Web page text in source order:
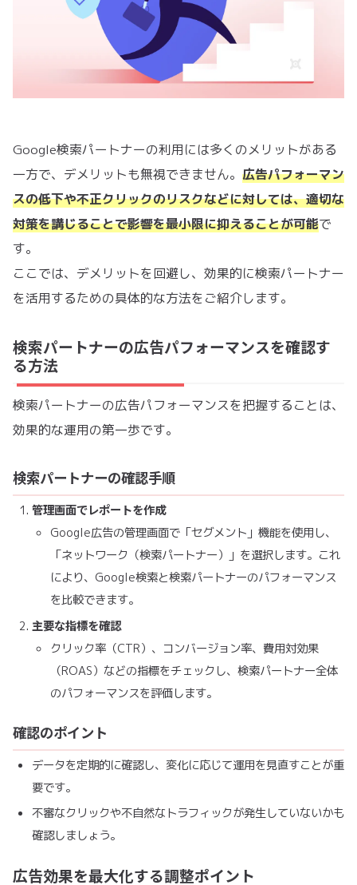
Google検索パートナーの利用には多くのメリットがある
一方で、デメリットも無視できません。 広告パフォーマン
スの低下や不正クリックのリスクなどに対しては、適切な
対策を講じることで影響を最小限に抑えることが可能で
す。
ここでは、デメリットを回避し、効果的に検索パートナー
を活用するための具体的な方法をご紹介します。
検索パートナーの広告パフォーマンスを確認す
る方法
検索パートナーの広告パフォーマンスを把握することは、
効果的な運用の第一歩です。
検索パートナーの確認手順
管理画面でレポートを作成
Google広告の管理画面で「セグメント」機能を使用し、
「ネットワーク（検索パートナー）」を選択します。これ
により、Google検索と検索パートナーのパフォーマンス
を比較できます。
主要な指標を確認
クリック率（CTR）、コンバージョン率、費用対効果
（ROAS）などの指標をチェックし、検索パートナー全体
のパフォーマンスを評価します。
確認のポイント
データを定期的に確認し、変化に応じて運用を見直すことが重
要です。
不審なクリックや不自然なトラフィックが発生していないかも
確認しましょう。
広告効果を最大化する調整ポイント